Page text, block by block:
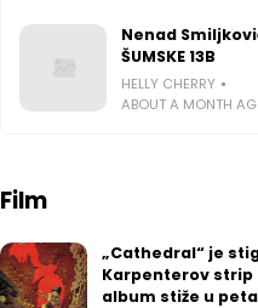
Nenad
ŠUMSKE 13B
HELLY CHERRY
ABOUT A MONTH
Film
„Cathedral“ je
Karpenterov strip
album stiže u